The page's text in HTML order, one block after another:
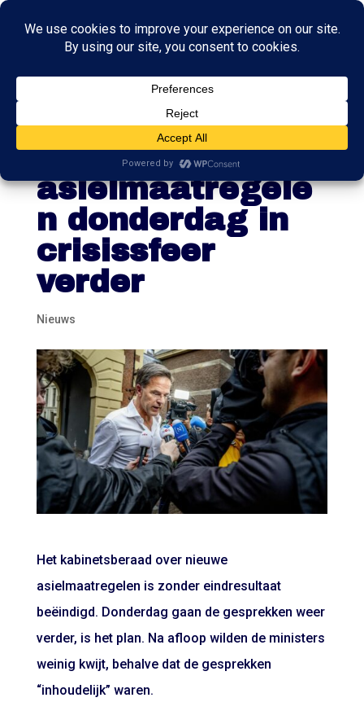
Kabinetsberaad
over nieuwe
asielmaatregele
n donderdag in
crisissfeer
verder
Nieuws
Het kabinetsberaad over nieuwe
asielmaatregelen is zonder eindresultaat
beëindigd. Donderdag gaan de gesprekken weer
verder, is het plan. Na afloop wilden de ministers
weinig kwijt, behalve dat de gesprekken
“inhoudelijk” waren.